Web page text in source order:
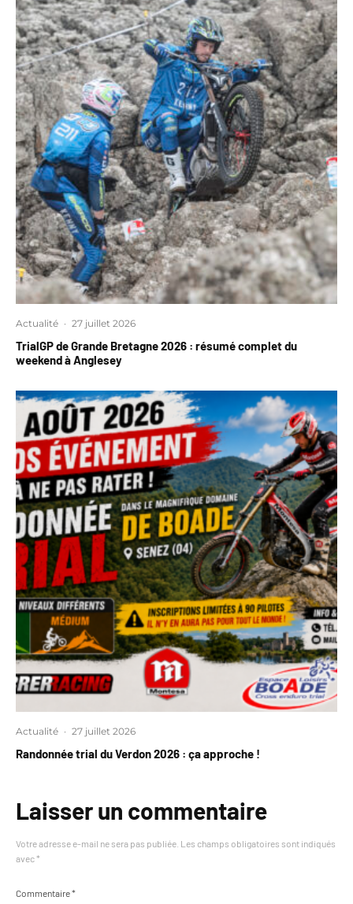
Actualité · 27 juillet 2026
TrialGP de Grande Bretagne 2026 : résumé complet du
weekend à Anglesey
Actualité · 27 juillet 2026
Randonnée trial du Verdon 2026 : ça approche !
Laisser un commentaire
Votre adresse e-mail ne sera pas publiée. Les champs obligatoires sont indiqués
avec *
Commentaire*